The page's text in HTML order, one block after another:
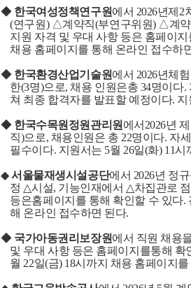
◆ 한국여성정책연구원에서 2026년제 2
(연구원) △계약직(부연구위원) △계
지원 자격 및 우대 사항 등은 홈페이
채용 홈페이지를 통해 온라인 접수하
◆ 한국환경산업기술원에서 2026년체
한(3명)으로, 채용 인원은총 34명이다.
쳐 최종 합격자를 발표할 예정이다. 지
◆ 한국수목원정원관리원 에서 2026년 제
직)으로, 채용인원은 총 22명이다. 자
필수이다. 지원서는 5월 26일(화) 11시
◆서울물재생시설공단에서 2026년 정규
정 △시설, 기능인재에서 △차집관로
등은홈페이지를 통해 확인할 수 있다.
해 온라인 접수하면 된다.
◆ 국가아동권리보장원에서 직원 채용
및 우대 사항 등은 홈페이지를통해 확
월 22일(금) 18시까지 채용 홈페이지